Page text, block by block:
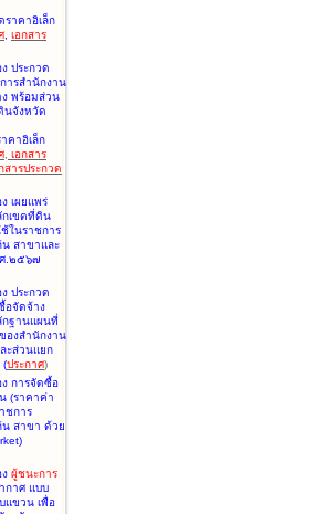
ราคาอิเล็ก
, เอกสาร
ประกวด
ารสำนักงาน
พร้อมส่วน
นจังหวัด
คาอิเล็ก
, เอกสาร
สารประกวด
เผยแพร่
กเขตที่ดิน
ในราชการ
สาขาและ
.๒๕๖๗
ประกวด
อจัดจ้าง
ฐานแผนที่
องสำนักงาน
ะส่วนแยก
(ประกาศ)
การจัดซื้อ
(ราคาค่า
ชการ
สาขา ด้วย
ผู้ชนะการ
กาศ แบบ
แขวน เพื่อ